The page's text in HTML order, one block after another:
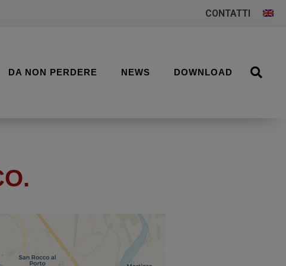
CONTATTI
DA NON PERDERE NEWS DOWNLOAD